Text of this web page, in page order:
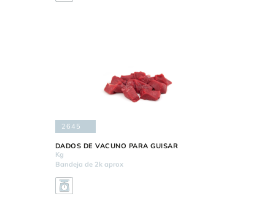
2645
DADOS DE VACUNO PARA GUISAR
Kg
Bandeja de 2k aprox